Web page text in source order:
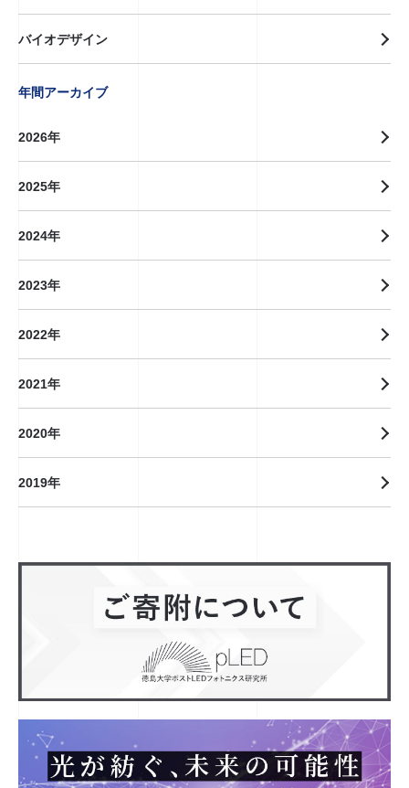
バイオデザイン
年間アーカイブ
2026年
2025年
2024年
2023年
2022年
2021年
2020年
2019年